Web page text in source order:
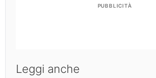
PUBBLICITÀ
Leggi anche